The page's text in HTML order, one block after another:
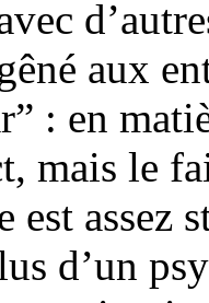
aux
: en
mais le
est assez
d’un